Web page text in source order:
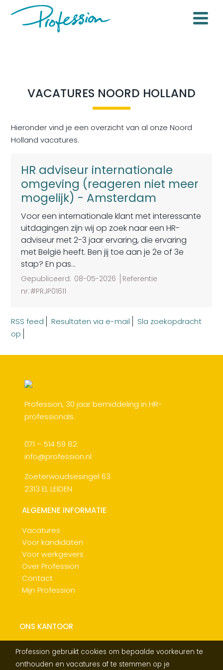
VACATURES NOORD HOLLAND
Hieronder vind je een overzicht van al onze Noord
Holland vacatures.
HR adviseur internationale
omgeving (reageren niet meer
mogelijk) - Amsterdam
Voor een internationale klant met interessante
uitdagingen zijn wij op zoek naar een HR-
adviseur met 2-3 jaar ervaring, die ervaring
met België heeft. Ben jij toe aan je 2e of 3e
stap? En pas...
Gepubliceerd: 08-05-2026
Referentie
nr:#PRJP01611
RSS feed Resultaten via e-mail
Sla zoekopdracht
op
Profession, 30 jaar bemiddeling in HR-
professionals.
071 – 514 59 82
info@profession.nl
Zoeterwoudsesingel 63
2313 EL LEIDEN
ALGEMENE INFORMATIE
Vacatures
Voor kandidaten
Voor werkgevers
Over Profession
Contact
Mijn Profession
ONS KANTOOR
Profession gebruikt cookies om bepaalde voorkeuren te
onthouden en vacatures af te stemmen op je